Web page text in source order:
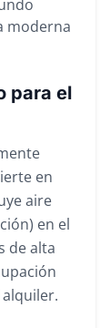
moderna
para el
en
aire
en el
de alta